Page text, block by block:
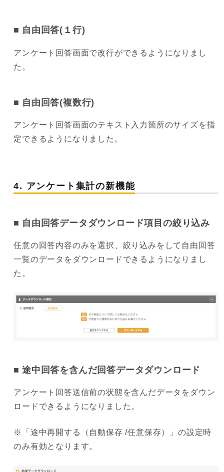
自由回答(１行)
アンケート回答画面で改行ができるようになりまし
た。
自由回答(複数行)
アンケート回答画面のテキスト入力箇所のサイズを指
定できるようになりました。
4. アンケート集計の新機能
自由回答データダウンロード項目の絞り込み
任意の回答内容のみを選択、絞り込みをして自由回答
一覧のデータをダウンロードできるようになりまし
た。
途中回答を含んだ回答データダウンロード
アンケート回答送信前の状態を含んだデータをダウン
ロードできるようになりました。
※「途中再開する（自動保存 /任意保存）」の設定時
のみ有効となります。